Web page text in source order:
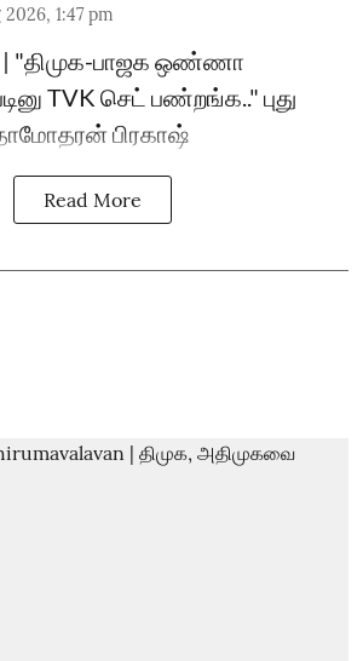
1:47 pm
| "திமுக-பாஜக ஒண்ணா
TVK செட் பண்றங்க.." புது
பிரகாஷ்
Read More